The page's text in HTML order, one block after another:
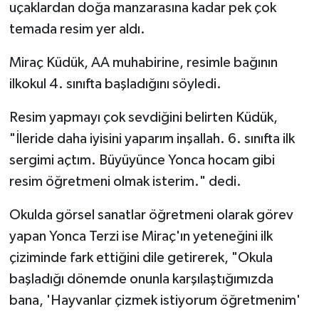
uçaklardan doğa manzarasına kadar pek çok
temada resim yer aldı.
Miraç Küdük, AA muhabirine, resimle bağının
ilkokul 4. sınıfta başladığını söyledi.
Resim yapmayı çok sevdiğini belirten Küdük,
"İleride daha iyisini yaparım inşallah. 6. sınıfta ilk
sergimi açtım. Büyüyünce Yonca hocam gibi
resim öğretmeni olmak isterim." dedi.
Okulda görsel sanatlar öğretmeni olarak görev
yapan Yonca Terzi ise Miraç'ın yeteneğini ilk
çiziminde fark ettiğini dile getirerek, "Okula
başladığı dönemde onunla karşılaştığımızda
bana, 'Hayvanlar çizmek istiyorum öğretmenim'